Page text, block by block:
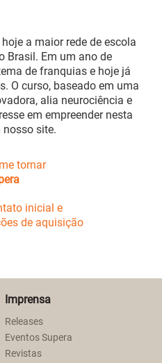
a maior rede de escola
Brasil. Em um ano de
de franquias e hoje já
O curso, baseado em uma
alia neurociência e
em empreender nesta
nosso site.
tornar
inicial e
de aquisição
Imprensa
Releases
Eventos Supera
Revistas